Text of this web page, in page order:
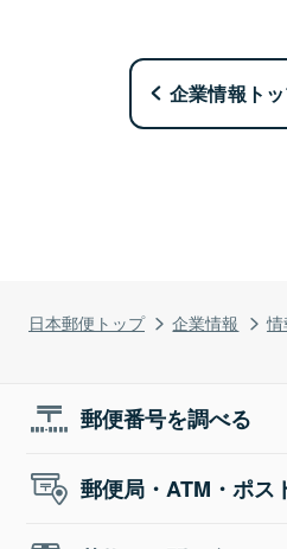
日本郵便トップ 企業情報
企業情報ト
郵便番号を調べる
郵便局・ATM・ポス